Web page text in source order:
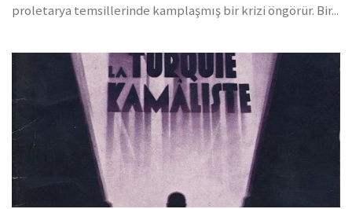
proletarya temsillerinde kamplaşmış bir krizi öngörür. Bir...